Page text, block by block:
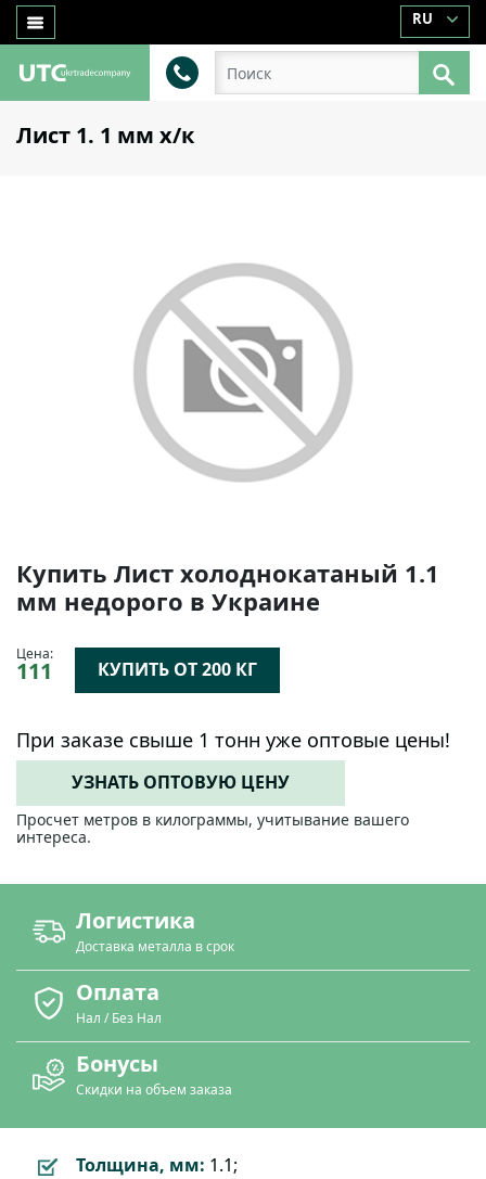
RU
Лист 1. 1 мм x/к
Купить Лист холоднокатаный 1.1
мм недорого в Украине
Цена:
111 КУПИТЬ ОТ 200 КГ
При заказе свыше 1 тонн уже оптовые цены!
УЗНАТЬ ОПТОВУЮ ЦЕНУ
Просчет метров в килограммы, учитывание вашего
интереса.
Логистика
Доставка металла в срок
Оплата
Нал / Без Нал
Бонусы
Скидки на объем заказа
Толщина, мм: 1.1;